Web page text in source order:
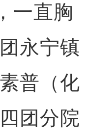
直胸
永宁镇
普（化
团分院